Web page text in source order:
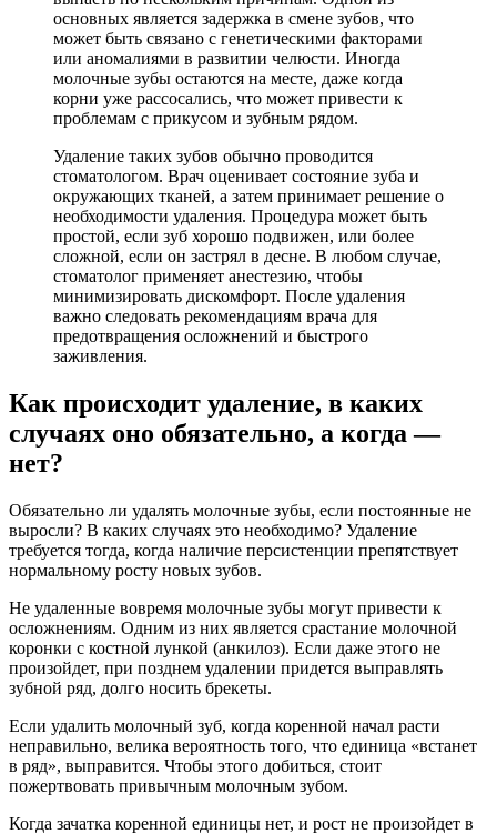
основных является задержка в смене зубов, что
может быть связано с генетическими факторами
или аномалиями в развитии челюсти. Иногда
молочные зубы остаются на месте, даже когда
корни уже рассосались, что может привести к
проблемам с прикусом и зубным рядом.
Удаление таких зубов обычно проводится
стоматологом. Врач оценивает состояние зуба и
окружающих тканей, а затем принимает решение о
необходимости удаления. Процедура может быть
простой, если зуб хорошо подвижен, или более
сложной, если он застрял в десне. В любом случае,
стоматолог применяет анестезию, чтобы
минимизировать дискомфорт. После удаления
важно следовать рекомендациям врача для
предотвращения осложнений и быстрого
заживления.
Как происходит удаление, в каких
случаях оно обязательно, а когда —
нет?
Обязательно ли удалять молочные зубы, если постоянные не
выросли? В каких случаях это необходимо? Удаление
требуется тогда, когда наличие персистенции препятствует
нормальному росту новых зубов.
Не удаленные вовремя молочные зубы могут привести к
осложнениям. Одним из них является срастание молочной
коронки с костной лункой (анкилоз). Если даже этого не
произойдет, при позднем удалении придется выправлять
зубной ряд, долго носить брекеты.
Если удалить молочный зуб, когда коренной начал расти
неправильно, велика вероятность того, что единица «встанет
в ряд», выправится. Чтобы этого добиться, стоит
пожертвовать привычным молочным зубом.
Когда зачатка коренной единицы нет, и рост не произойдет в